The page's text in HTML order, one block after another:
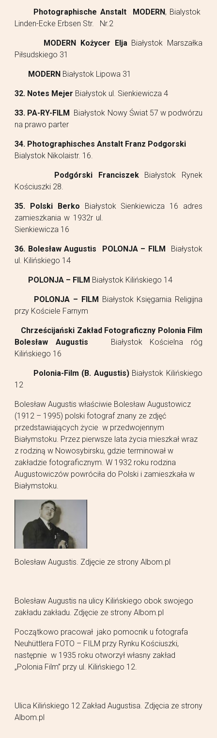
Photographische Anstalt MODERN, Bialystok
Linden-Ecke Erbsen Str. Nr.2
MODERN Kożycer EljaBiałystok Marszałka
Piłsudskiego 31
MODERN Białystok Lipowa 31
32. Notes Mejer Białystok ul. Sienkiewicza 4
33. PA-RY-FILM Białystok Nowy Świat 57 w podwórzu
na prawo parter
34. Photographisches Anstalt Franz Podgorski
Bialystok Nikolaistr. 16.
Podgórski FranciszekBiałystok Rynek
Kościuszki 28.
35. Polski Berko Białystok Sienkiewicza 16 adres
zamieszkania w 1932r ul.
Sienkiewicza 16
36. Bolesław Augustis POLONJA – FILM Białystok
ul. Kilińskiego 14
POLONJA – FILM Białystok Kilińskiego 14
POLONJA – FILM Białystok Księgarnia Religijna
przy Kościele Farnym
Chrześcijański Zakład Fotograficzny Polonia Film
Bolesław Augustis Białystok Kościelna róg
Kilińskiego 16
Polonia-Film (B. Augustis)Białystok Kilińskiego
12
Bolesław Augustis właściwie Bolesław Augustowicz
(1912 – 1995) polski fotograf znany ze zdjęć
przedstawiających życie w przedwojennym
Białymstoku. Przez pierwsze lata życia mieszkał wraz
z rodziną w Nowosybirsku, gdzie terminował w
zakładzie fotograficznym. W 1932 roku rodzina
Augustowiczów powróciła do Polski i zamieszkała w
Białymstoku.
Bolesław Augustis. Zdjęcie ze strony Albom.pl
Bolesław Augustis na ulicy Kilińskiego obok swojego
zakładu zakładu. Zdjęcie ze strony Albom.pl
Początkowo pracował jako pomocnik u fotografa
Neuhüttlera FOTO – FILM przy Rynku Kościuszki,
następnie w 1935 roku otworzył własny zakład
„Polonia Film” przy ul. Kilińskiego 12.
Ulica Kilińskiego 12 Zakład Augustisa. Zdjęcia ze strony
Albom.pl